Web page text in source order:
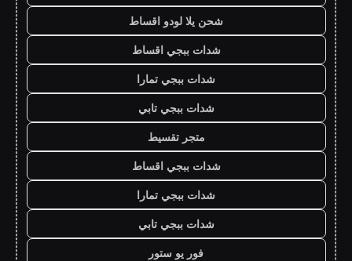
شحن يلا لودو اقساط
شدات ببجي اقساط
شدات ببجي تمارا
شدات ببجي تابي
متجر تقسيط
شدات ببجي اقساط
شدات ببجي تمارا
شدات ببجي تابي
فور يو ستور